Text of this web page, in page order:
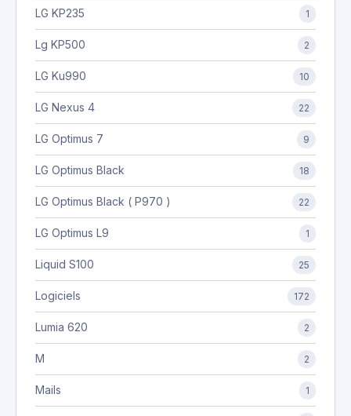
LG KP235 1
Lg KP500 2
LG Ku990 10
LG Nexus 4 22
LG Optimus 7 9
LG Optimus Black 18
LG Optimus Black ( P970 ) 22
LG Optimus L9 1
Liquid S100 25
Logiciels 172
Lumia 620 2
M 2
Mails 1